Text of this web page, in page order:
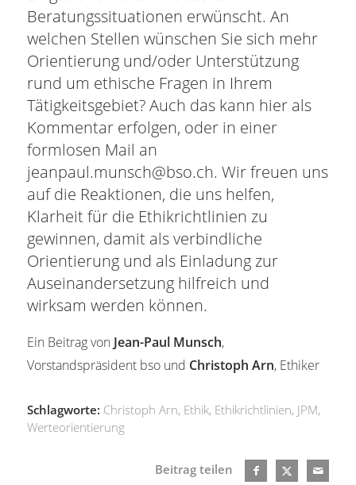
Beratungssituationen erwünscht. An
welchen Stellen wünschen Sie sich mehr
Orientierung und/oder Unterstützung
rund um ethische Fragen in Ihrem
Tätigkeitsgebiet? Auch das kann hier als
Kommentar erfolgen, oder in einer
formlosen Mail an
jeanpaul.munsch@bso.ch. Wir freuen uns
auf die Reaktionen, die uns helfen,
Klarheit für die Ethikrichtlinien zu
gewinnen, damit als verbindliche
Orientierung und als Einladung zur
Auseinandersetzung hilfreich und
wirksam werden können.
Ein Beitrag von Jean-Paul Munsch,
Vorstandspräsident bso und Christoph Arn, Ethiker
Schlagworte: Christoph Arn, Ethik, Ethikrichtlinien, JPM,
Werteorientierung
Beitrag teilen